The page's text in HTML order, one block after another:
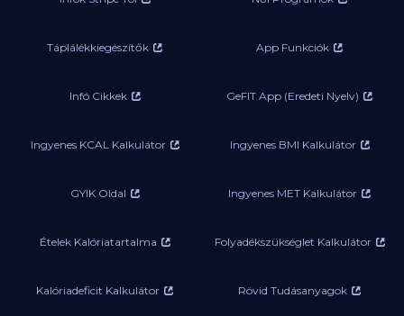
Táplálékkiegészítők App Funkciók
Infó Cikkek GeFIT App (Eredeti Nyelv)
Ingyenes KCAL Kalkulátor Ingyenes BMI Kalkulátor
GYIK Oldal Ingyenes MET Kalkulátor
Ételek Kalóriatartalma Folyadékszükséglet Kalkulátor
Kalóriadeficit Kalkulátor Rövid Tudásanyagok